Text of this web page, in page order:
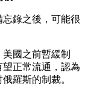
錄之後，可能很
國之前暫緩制
正常流通，認為
羅斯的制裁。